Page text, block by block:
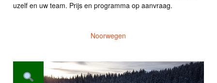
uzelf en uw team. Prijs en programma op aanvraag.
Noorwegen